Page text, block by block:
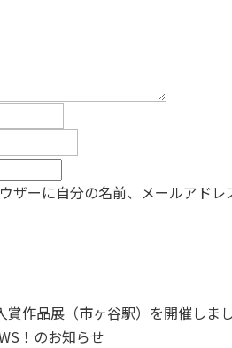
ザーに自分の名前、メールアドレ
作品展（市ヶ谷駅）を開催しま
！のお知らせ